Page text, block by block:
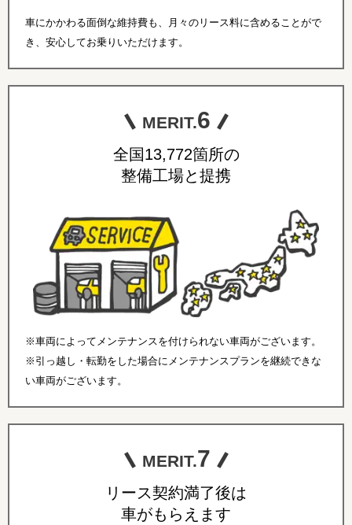
車にかかわる面倒な維持費も、月々のリース料に含めることがで
き、安心してお乗りいただけます。
MERIT.6
全国13,772箇所の
整備工場と提携
※車両によってメンテナンスを付けられない車両がございます。
※引っ越し・転勤をした場合にメンテナンスプランを継続できな
い車両がございます。
MERIT.7
リース契約満了後は
車がもらえます